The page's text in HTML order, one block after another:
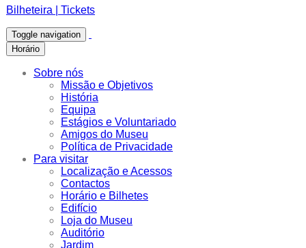
Bilheteira | Tickets
Toggle navigation
Horário
Sobre nós
Missão e Objetivos
História
Equipa
Estágios e Voluntariado
Amigos do Museu
Política de Privacidade
Para visitar
Localização e Acessos
Contactos
Horário e Bilhetes
Edifício
Loja do Museu
Auditório
Jardim